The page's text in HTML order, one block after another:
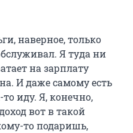
наверное, только
Я туда ни
на зарплату
И даже самому есть
иду. Я, конечно,
вот в такой
то подаришь,